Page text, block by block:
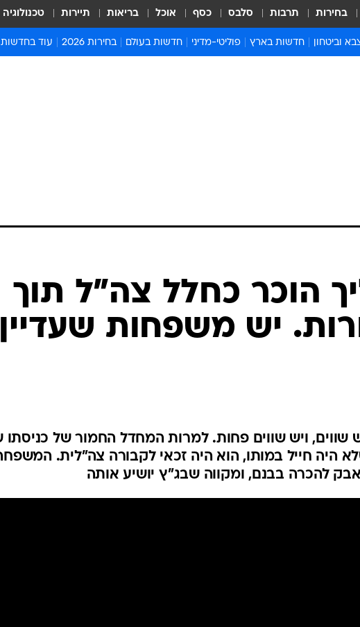
בחירות תרבות סלבס כסף אוכל בריאות תיירות טכנולוגיה
וביטחון חדשות בארץ פוליטי-מדיני חדשות בעולם בחירות 2026 עוד בחדשות
חדשות
המייל האדום
הוכר כחלל צה"ל תוך
יש משפחות
ויש שווים פחות. למרות המחדל החמור של כניסתו
היה חייל במותו, הוא היה זכאי לקבורה צה"לית.
להכרה בבנם, ומקווה שבג"ץ יושיע אותה